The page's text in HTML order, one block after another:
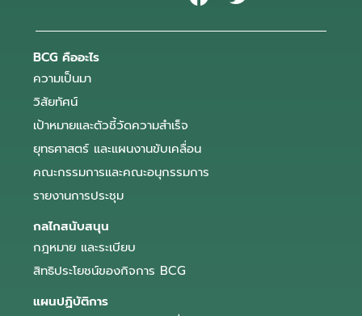
BCG คืออะไร
ความเป็นมา
วิสัยทัศน์
เป้าหมายและตัวชี้วัดความสำเร็จ
ยุทธศาสตร์ และแผนงานขับเคลื่อน
คณะกรรมการและคณะอนุกรรมการ
รายงานการประชุม
กลไกสนับสนุน
กฎหมาย และระเบียบ
สิทธิประโยชน์ของกิจการ BCG
แผนปฏิบัติการ